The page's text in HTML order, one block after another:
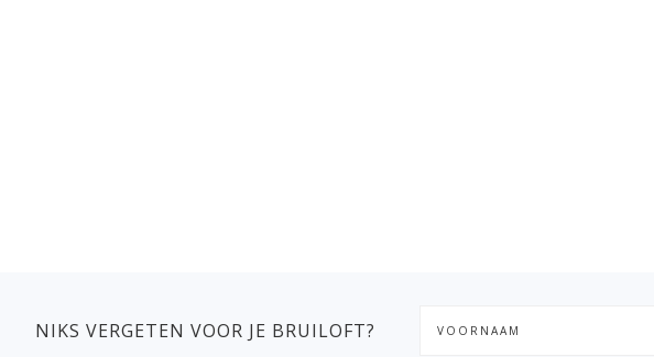
NIKS VERGETEN VOOR JE BRUILOFT?